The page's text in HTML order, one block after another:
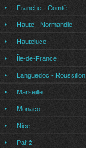
Franche - Comté
Haute - Normandie
Hauteluce
Île-de-France
Languedoc - Roussillon
Marseille
Monaco
Nice
Paříž